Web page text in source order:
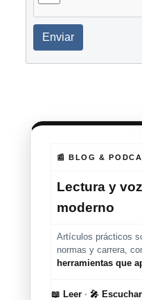
Enviar
📰 BLOG &
Lectura y
moderno
Artículos prácticos
normas y carrera,
herramientas que
📖 Leer · 🎤 Escuchar